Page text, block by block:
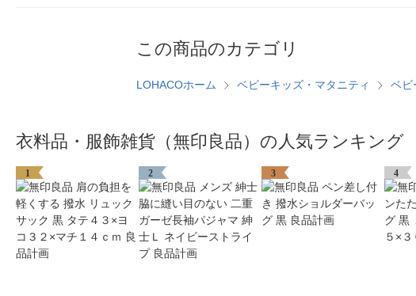
この商品のカテゴリ
LOHACOホーム ベビーキッズ・マタニティ ベビ
衣料品・服飾雑貨（無印良品）の人気ランキング
1 2 3 4